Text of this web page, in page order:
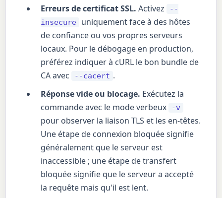
Erreurs de certificat SSL. Activez
--
insecure
uniquement face à des hôtes
de confiance ou vos propres serveurs
locaux. Pour le débogage en production,
préférez indiquer à cURL le bon bundle de
CA avec
--cacert .
Réponse vide ou blocage. Exécutez la
commande avec le mode verbeux
-v
pour observer la liaison TLS et les en-têtes.
Une étape de connexion bloquée signifie
généralement que le serveur est
inaccessible ; une étape de transfert
bloquée signifie que le serveur a accepté
la requête mais qu'il est lent.